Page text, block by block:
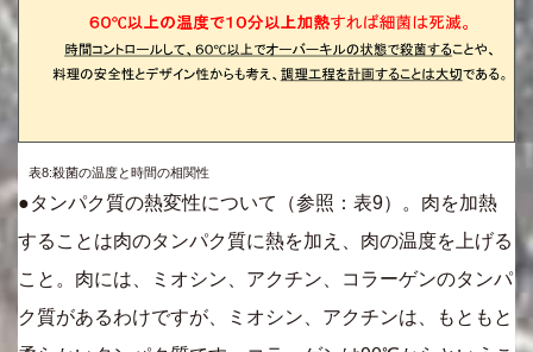
表8:殺菌の温度と時間の相関性
●タンパク質の熱変性について（参照：表9）。肉を加熱
することは肉のタンパク質に熱を加え、肉の温度を上げる
こと。肉には、ミオシン、アクチン、コラーゲンのタンパ
ク質があるわけですが、ミオシン、アクチンは、もともと